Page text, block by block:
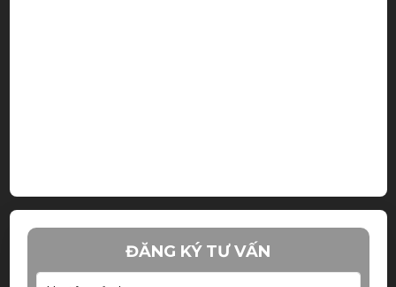
ĐĂNG KÝ TƯ VẤN